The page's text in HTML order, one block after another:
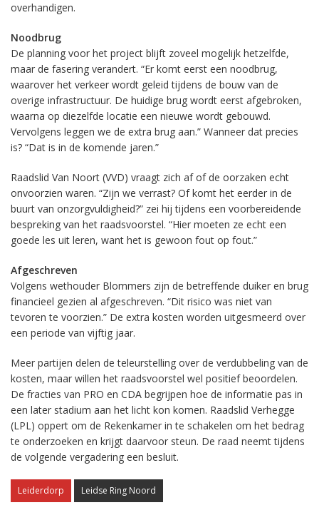
overhandigen.
Noodbrug
De planning voor het project blijft zoveel mogelijk hetzelfde,
maar de fasering verandert. “Er komt eerst een noodbrug,
waarover het verkeer wordt geleid tijdens de bouw van de
overige infrastructuur. De huidige brug wordt eerst afgebroken,
waarna op diezelfde locatie een nieuwe wordt gebouwd.
Vervolgens leggen we de extra brug aan.” Wanneer dat precies
is? “Dat is in de komende jaren.”
Raadslid Van Noort (VVD) vraagt zich af of de oorzaken echt
onvoorzien waren. “Zijn we verrast? Of komt het eerder in de
buurt van onzorgvuldigheid?” zei hij tijdens een voorbereidende
bespreking van het raadsvoorstel. “Hier moeten ze echt een
goede les uit leren, want het is gewoon fout op fout.”
Afgeschreven
Volgens wethouder Blommers zijn de betreffende duiker en brug
financieel gezien al afgeschreven. “Dit risico was niet van
tevoren te voorzien.” De extra kosten worden uitgesmeerd over
een periode van vijftig jaar.
Meer partijen delen de teleurstelling over de verdubbeling van de
kosten, maar willen het raadsvoorstel wel positief beoordelen.
De fracties van PRO en CDA begrijpen hoe de informatie pas in
een later stadium aan het licht kon komen. Raadslid Verhegge
(LPL) oppert om de Rekenkamer in te schakelen om het bedrag
te onderzoeken en krijgt daarvoor steun. De raad neemt tijdens
de volgende vergadering een besluit.
Leiderdorp Leidse Ring Noord